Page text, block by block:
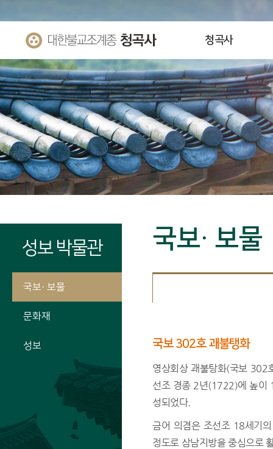
청곡사
성보 박물관
국보· 보물
문화재
성보
국보· 보물
국보 302호 괘불탱화
영상회상 괘불탕화(국보
선조 경종 2년(1722)에 높
성되었다.
금어 의겸은 조선조 18세기
정도로 삼남지방을 중심으로